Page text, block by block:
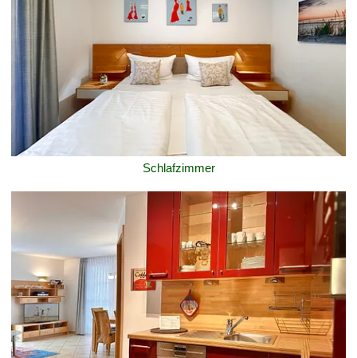
Schlafzimmer